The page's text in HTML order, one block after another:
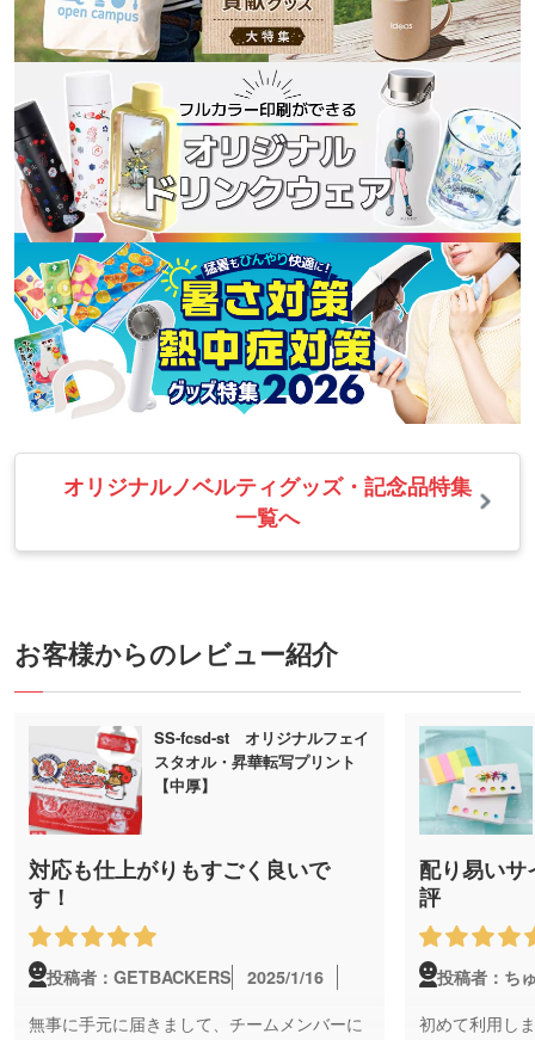
2025/11/18 カバンの「マチ」とは？意味や種
類、失敗しない選び方
「マチ」とは、カバンの底や側面にある奥行きのこ
と。カバンのマチは収納力や使い勝手を大きく左右
するポイントです。この記事ではカバンのマチの種
類や特徴、そして用途に合わせた選び方について解
説します。ノベルティコラム「ほしい!ノベルティラ
ボ」で公開中です。
2025/10/30 トートバッグとハンドバッグの違い
とは？選び方のポイントを解説
「トートバッグ」と「ハンドバッグ」について、そ
れぞれの基本的な特徴から具体的な違いを詳しく解
説します。ご自身のライフスタイルに合った、最適
なバッグ選びを楽しんでみてください。ノベルティ
コラム「ほしい!ノベルティラボ」で公開中です。
底解説
ン、おしゃれな着こなしのコツまでを徹底解説。 あ
なたにぴったりのサコッシュを見つけるためぜひお
役立てください。ノベルティコラム「ほしい!ノベル
ティラボ」で公開中です。
2025/08/22 トートバッグの持ち手の長さ、正解
は？用途別の最適な選び方を徹底解説
普段使いに便利なトートバッグですが、持ち手の長
さ選びで悩んだことはありませんか？この記事で
合わせた最適な選び方を徹底解説します。 ノベルテ
オリジナルノベルティグッズ・記念品特集
一覧へ
お客様からのレビュー紹介
SS-fcsd-st オリジナルフェイ
スタオル・昇華転写プリント
【中厚】
対応も仕上がりもすごく良いで
す！
投稿者：GETBACKERS
2025/1/16
無事に手元に届きまして、チームメンバーに
配り易いサ
評
投稿者：ち
初めて利用し